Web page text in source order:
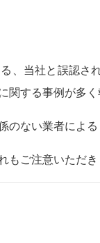
、当社と誤認さ
する事例が多く
ない業者による
ご注意いただき